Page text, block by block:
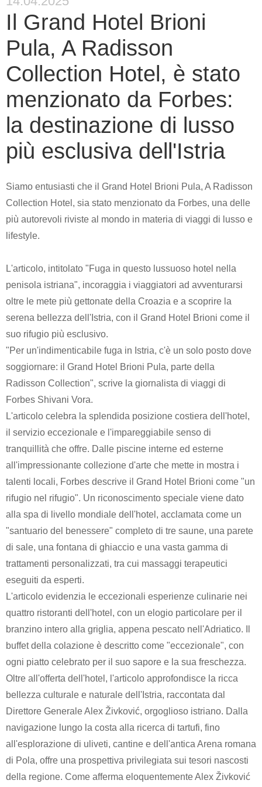
Il Grand Hotel Brioni
Pula, A Radisson
Collection Hotel, è stato
menzionato da Forbes:
la destinazione di lusso
più esclusiva dell'Istria
Siamo entusiasti che il Grand Hotel Brioni Pula, A Radisson
Collection Hotel, sia stato menzionato da Forbes, una delle
più autorevoli riviste al mondo in materia di viaggi di lusso e
lifestyle.
L'articolo, intitolato "Fuga in questo lussuoso hotel nella
penisola istriana", incoraggia i viaggiatori ad avventurarsi
oltre le mete più gettonate della Croazia e a scoprire la
serena bellezza dell'Istria, con il Grand Hotel Brioni come il
suo rifugio più esclusivo.
"Per un'indimenticabile fuga in Istria, c'è un solo posto dove
soggiornare: il Grand Hotel Brioni Pula, parte della
Radisson Collection", scrive la giornalista di viaggi di
Forbes Shivani Vora.
L'articolo celebra la splendida posizione costiera dell'hotel,
il servizio eccezionale e l'impareggiabile senso di
tranquillità che offre. Dalle piscine interne ed esterne
all'impressionante collezione d'arte che mette in mostra i
talenti locali, Forbes descrive il Grand Hotel Brioni come "un
rifugio nel rifugio". Un riconoscimento speciale viene dato
alla spa di livello mondiale dell'hotel, acclamata come un
"santuario del benessere" completo di tre saune, una parete
di sale, una fontana di ghiaccio e una vasta gamma di
trattamenti personalizzati, tra cui massaggi terapeutici
eseguiti da esperti.
L'articolo evidenzia le eccezionali esperienze culinarie nei
quattro ristoranti dell'hotel, con un elogio particolare per il
branzino intero alla griglia, appena pescato nell'Adriatico. Il
buffet della colazione è descritto come "eccezionale", con
ogni piatto celebrato per il suo sapore e la sua freschezza.
Oltre all'offerta dell'hotel, l'articolo approfondisce la ricca
bellezza culturale e naturale dell'Istria, raccontata dal
Direttore Generale Alex Živković, orgoglioso istriano. Dalla
navigazione lungo la costa alla ricerca di tartufi, fino
all'esplorazione di uliveti, cantine e dell'antica Arena romana
di Pola, offre una prospettiva privilegiata sui tesori nascosti
della regione. Come afferma eloquentemente Alex Živković